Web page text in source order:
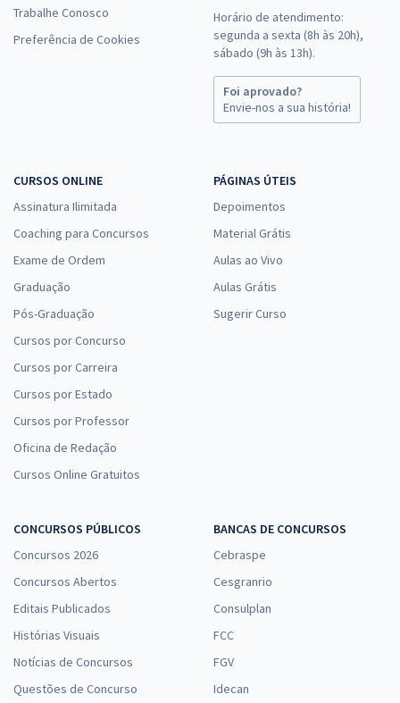
Trabalhe Conosco
Preferência de Cookies
Horário de atendimento:
segunda a sexta (8h às 20h),
sábado (9h às 13h).
Foi aprovado?
Envie-nos a sua história!
CURSOS ONLINE
Assinatura Ilimitada
Coaching para Concursos
Exame de Ordem
Graduação
Pós-Graduação
Cursos por Concurso
Cursos por Carreira
Cursos por Estado
Cursos por Professor
Oficina de Redação
Cursos Online Gratuitos
PÁGINAS ÚTEIS
Depoimentos
Material Grátis
Aulas ao Vivo
Aulas Grátis
Sugerir Curso
CONCURSOS PÚBLICOS
Concursos 2026
Concursos Abertos
Editais Publicados
Histórias Visuais
Notícias de Concursos
Questões de Concurso
BANCAS DE CONCURSOS
Cebraspe
Cesgranrio
Consulplan
FCC
FGV
Idecan